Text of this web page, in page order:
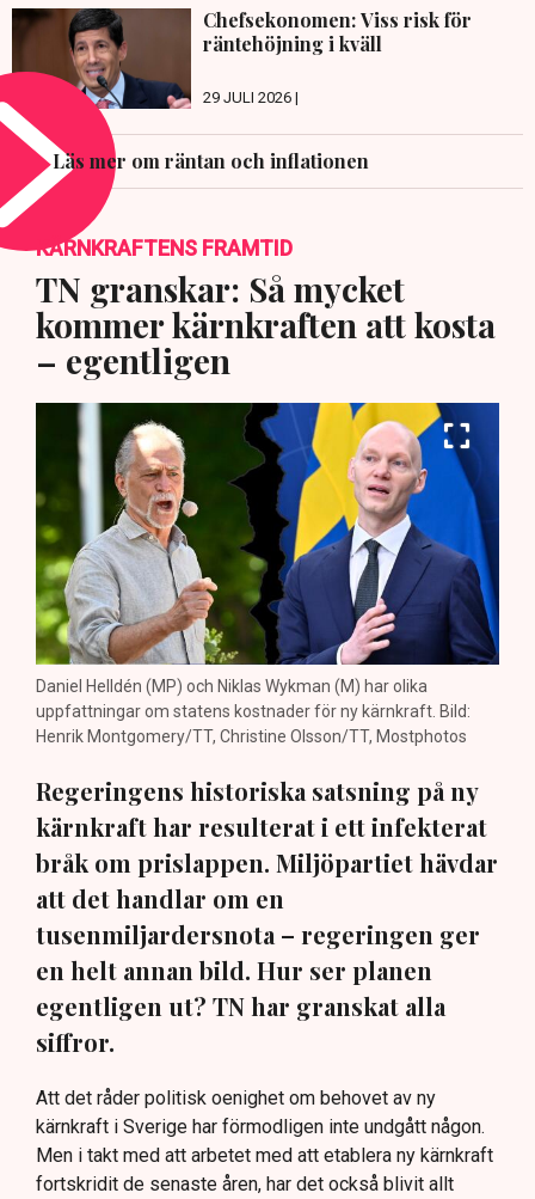
Chefsekonomen: Viss risk för
räntehöjning i kväll
29 JULI 2026 |
Läs mer om räntan och inflationen
KÄRNKRAFTENS FRAMTID
TN granskar: Så mycket
kommer kärnkraften att kosta
– egentligen
Daniel Helldén (MP) och Niklas Wykman (M) har olika
uppfattningar om statens kostnader för ny kärnkraft. Bild:
Henrik Montgomery/TT, Christine Olsson/TT, Mostphotos
Regeringens historiska satsning på ny
kärnkraft har resulterat i ett infekterat
bråk om prislappen. Miljöpartiet hävdar
att det handlar om en
tusenmiljardersnota – regeringen ger
en helt annan bild. Hur ser planen
egentligen ut? TN har granskat alla
siffror.
Att det råder politisk oenighet om behovet av ny
kärnkraft i Sverige har förmodligen inte undgått någon.
Men i takt med att arbetet med att etablera ny kärnkraft
fortskridit de senaste åren, har det också blivit allt